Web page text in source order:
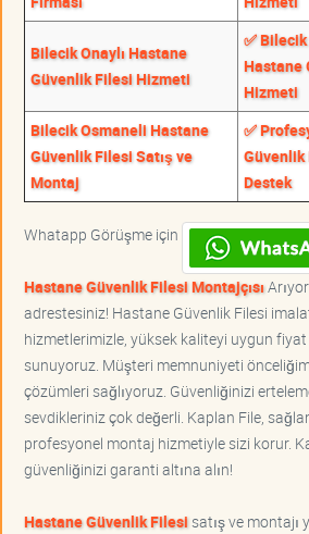
Bilecik Onaylı Hastane
Güvenlik Filesi Hizmeti
✅
Hastane
Hizmeti
Bilecik Osmaneli Hastane
Güvenlik Filesi Satış ve
Montaj
✅
Destek
Whatapp Görüşme için
Hastane Güvenlik Filesi Montajçısı
adrestesiniz! Hastane Güvenlik Filesi
hizmetlerimizle, yüksek kaliteyi uygun
sunuyoruz. Müşteri memnuniyeti
çözümleri sağlıyoruz. Güvenliğinizi
sevdikleriniz çok değerli. Kaplan File,
profesyonel montaj hizmetiyle sizi korur.
güvenliğinizi garanti altına alın!
Hastane Güvenlik Filesisatış ve montajı